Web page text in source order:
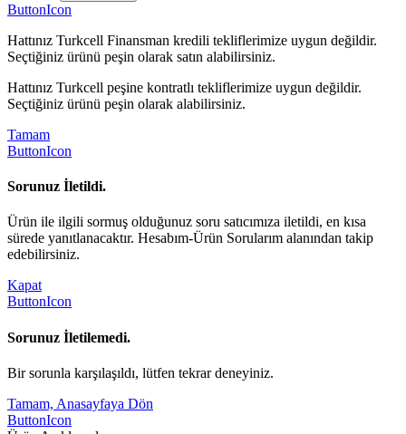
ButtonIcon
Hattınız Turkcell Finansman kredili tekliflerimize uygun değildir.
Seçtiğiniz ürünü peşin olarak satın alabilirsiniz.
Hattınız Turkcell peşine kontratlı tekliflerimize uygun değildir.
Seçtiğiniz ürünü peşin olarak alabilirsiniz.
Tamam
ButtonIcon
Sorunuz İletildi.
Ürün ile ilgili sormuş olduğunuz soru satıcımıza iletildi, en kısa
sürede yanıtlanacaktır. Hesabım-Ürün Sorularım alanından takip
edebilirsiniz.
Kapat
ButtonIcon
Sorunuz İletilemedi.
Bir sorunla karşılaşıldı, lütfen tekrar deneyiniz.
Tamam, Anasayfaya Dön
ButtonIcon